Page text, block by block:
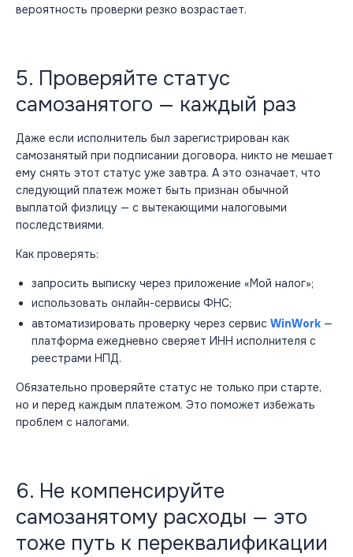
вероятность проверки резко возрастает.
5. Проверяйте статус
самозанятого — каждый раз
Даже если исполнитель был зарегистрирован как
самозанятый при подписании договора, никто не мешает
ему снять этот статус уже завтра. А это означает, что
следующий платеж может быть признан обычной
выплатой физлицу — с вытекающими налоговыми
последствиями.
Как проверять:
запросить выписку через приложение «Мой налог»;
использовать онлайн-сервисы ФНС;
автоматизировать проверку через сервис WinWork —
платформа ежедневно сверяет ИНН исполнителя с
реестрами НПД.
Обязательно проверяйте статус не только при старте,
но и перед каждым платежом. Это поможет избежать
проблем с налогами.
6. Не компенсируйте
самозанятому расходы — это
тоже путь к переквалификации